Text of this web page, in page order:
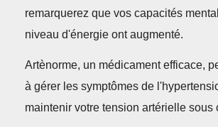
remarquerez que vos capacités
niveau d'énergie ont augmenté.
Artènorme, un médicament efficace,
à gérer les symptômes de
maintenir votre tension artérielle sous